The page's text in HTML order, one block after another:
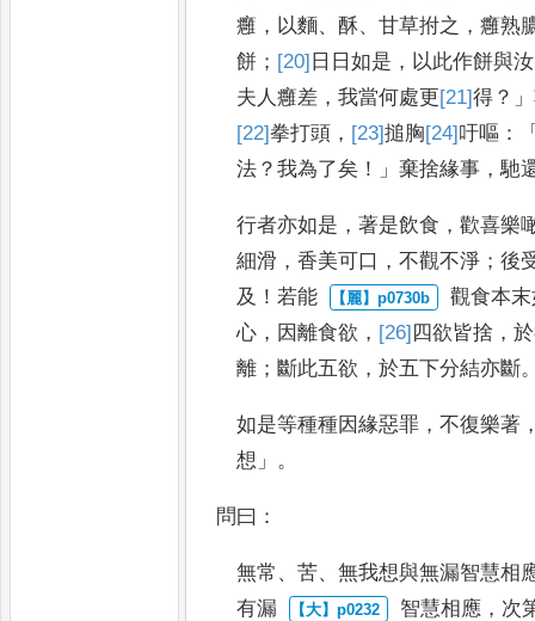
癰 ， 以麵、酥、甘草拊之 ，癰熟
餅 ； [20] 日 日如是 ， 以此作餅與汝
夫人癰差 ，我當何處更[21]得 ？」
[22]拳打頭 ， [23]搥胸[24]吁嘔 ：
法 ？我為了矣 ！」棄捨緣事 ，馳
行者亦如是 ，著是飲食 ，歡喜樂
細滑 ，香美可口 ，不觀不淨 ；後
及 ！若能
觀食本
心 ， 因離食欲 ， [26]四欲皆捨 ，
離 ； 斷此五欲 ，於五下分結亦斷
如是等種種因緣惡罪 ，不復樂著
想 」。
問曰 ：
無常 、苦、無我想與無漏智慧相
有漏
智慧相應 ， 次